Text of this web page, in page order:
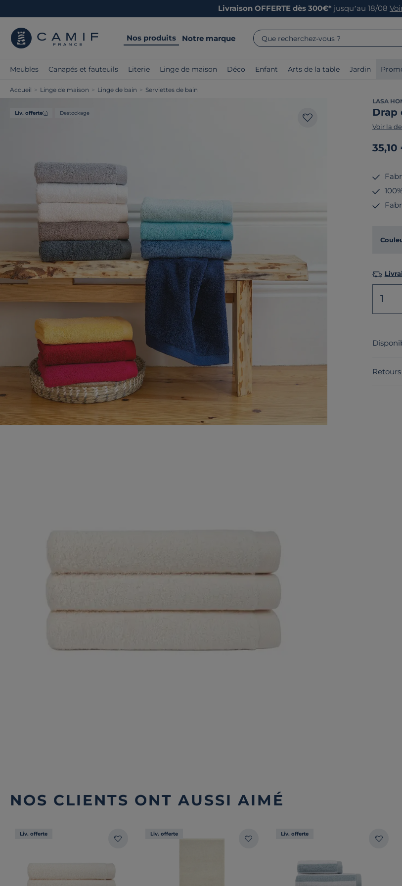
Livraison OFFERTE dès 300€* jusqu’au 18/08
Nos produits Notre marque Que recherchez-vous ?
Meubles Canapés et fauteuils Literie Linge de maison Déco Enfant Arts de la table Jardin
Accueil > Linge de maison > Linge de bain > Serviettes de bain
Liv. offerte Destockage
LASA
Drap
Voir la
35,10
1
Retours
NOS CLIENTS ONT AUSSI AIMÉ
Liv. offerte Liv. offerte Liv. offerte